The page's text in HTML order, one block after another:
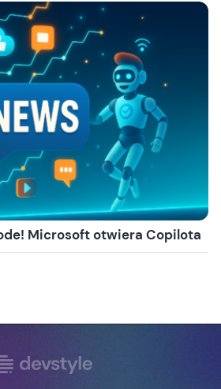
Microsoft otwiera Copilota